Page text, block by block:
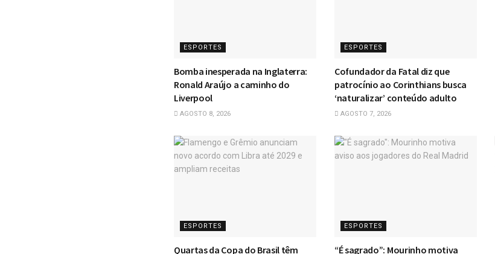
ESPORTES
Bomba inesperada na Inglaterra:
Ronald Araújo a caminho do
Liverpool
AGOSTO 8, 2026
ESPORTES
Cofundador da Fatal diz que
patrocínio ao Corinthians busca
‘naturalizar’ conteúdo adulto
AGOSTO 7, 2026
ESPORTES
Quartas da Copa do Brasil têm
ESPORTES
“É sagrado”: Mourinho motiva